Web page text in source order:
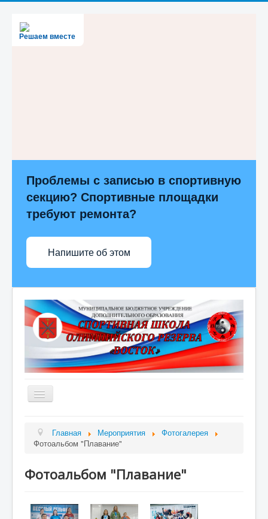
Решаем вместе
Проблемы с записью в спортивную
секцию? Спортивные площадки
требуют ремонта?
Напишите об этом
Сведения об образовательной организации
Новости
Главная Мероприятия
Фотогалерея
Фотоальбом "Плавание"
Фотоальбом "Плавание"